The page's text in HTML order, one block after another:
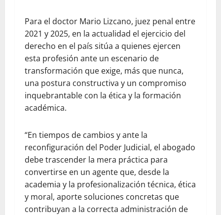
Para el doctor Mario Lizcano, juez penal entre
2021 y 2025, en la actualidad el ejercicio del
derecho en el país sitúa a quienes ejercen
esta profesión ante un escenario de
transformación que exige, más que nunca,
una postura constructiva y un compromiso
inquebrantable con la ética y la formación
académica.
“En tiempos de cambios y ante la
reconfiguración del Poder Judicial, el abogado
debe trascender la mera práctica para
convertirse en un agente que, desde la
academia y la profesionalización técnica, ética
y moral, aporte soluciones concretas que
contribuyan a la correcta administración de